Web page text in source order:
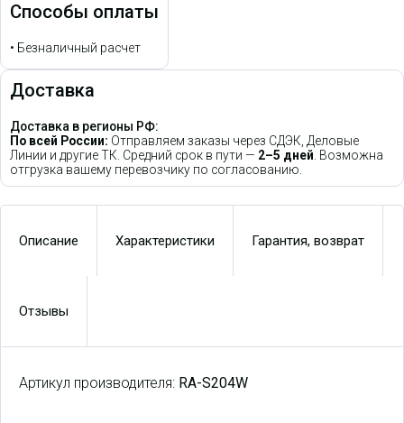
Способы оплаты
• Безналичный расчет
Доставка
Доставка в регионы РФ:
По всей России: Отправляем заказы через СДЭК, Деловые
Линии и другие ТК. Средний срок в пути — 2–5 дней. Возможна
отгрузка вашему перевозчику по согласованию.
Описание Характеристики Гарантия, возврат
Отзывы
Артикул производителя: RA-S204W